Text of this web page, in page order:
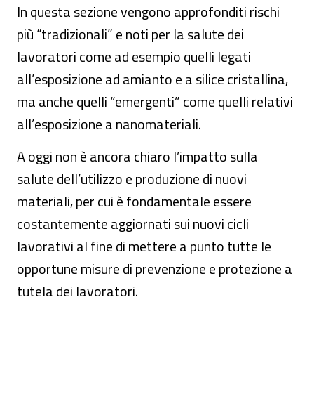
In questa sezione vengono approfonditi rischi
più “tradizionali” e noti per la salute dei
lavoratori come ad esempio quelli legati
all’esposizione ad amianto e a silice cristallina,
ma anche quelli “emergenti” come quelli relativi
all’esposizione a nanomateriali.
A oggi non è ancora chiaro l’impatto sulla
salute dell’utilizzo e produzione di nuovi
materiali, per cui è fondamentale essere
costantemente aggiornati sui nuovi cicli
lavorativi al fine di mettere a punto tutte le
opportune misure di prevenzione e protezione a
tutela dei lavoratori.